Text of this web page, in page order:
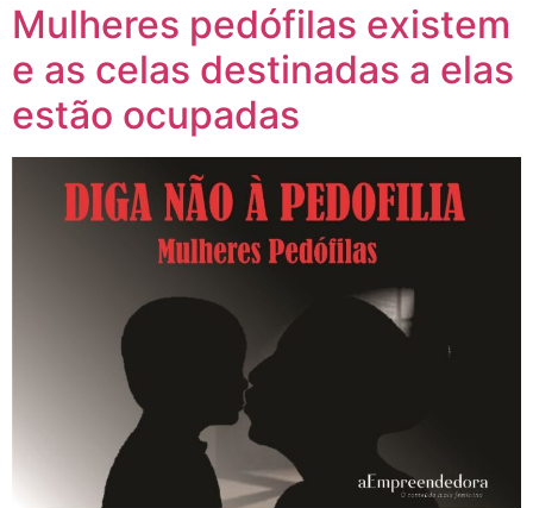
Mulheres pedófilas existem
e as celas destinadas a elas
estão ocupadas